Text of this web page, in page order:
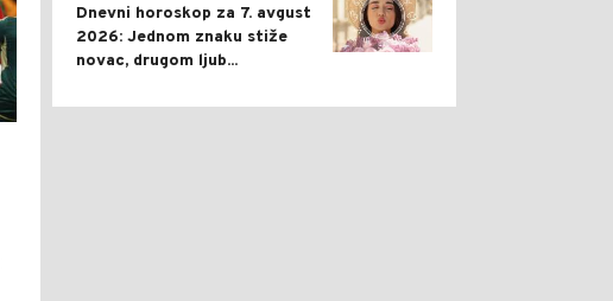
Dnevni horoskop za 7. avgust
2026: Jednom znaku stiže
novac, drugom ljub...